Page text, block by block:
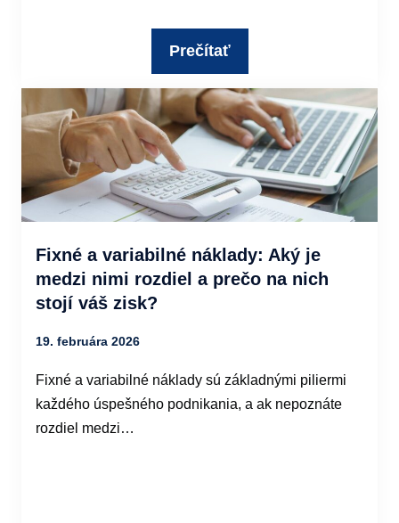
Prečítať
Fixné a variabilné náklady: Aký je
medzi nimi rozdiel a prečo na nich
stojí váš zisk?
19. februára 2026
Fixné a variabilné náklady sú základnými piliermi
každého úspešného podnikania, a ak nepoznáte
rozdiel medzi…